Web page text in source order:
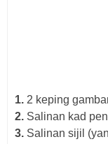
1. 2 keping
2. Salinan kad
3. Salinan sijil